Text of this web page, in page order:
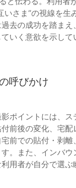
いさま”の視線を生
去の成功を踏まえ
いく意欲を示して
呼びかけ
ポイントには、
前後の変化、宅配
前での貼付・剥
。また、インバウ
用者が自分で選